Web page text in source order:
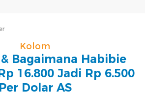
Kolom
Bagaimana Habibie
16.800 Jadi Rp 6.500
Per Dolar AS